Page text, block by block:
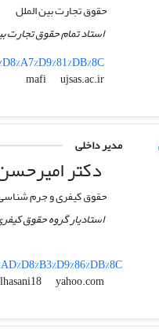
حقوق تجارت بین الملل
استاد تمام حقوق تجارت
mafi
ujsas.ac.ir
مدیر داخلی
دکتر
حقوق کیفری و جرم
استادیار گروه حقوق
a.abolhasani18
yahoo.com